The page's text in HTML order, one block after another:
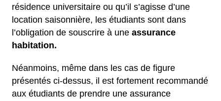
résidence universitaire ou qu’il s’agisse d’une
location saisonnière, les étudiants sont dans
l’obligation de souscrire à une assurance
habitation.
Néanmoins, même dans les cas de figure
présentés ci-dessus, il est fortement recommandé
aux étudiants de prendre une assurance